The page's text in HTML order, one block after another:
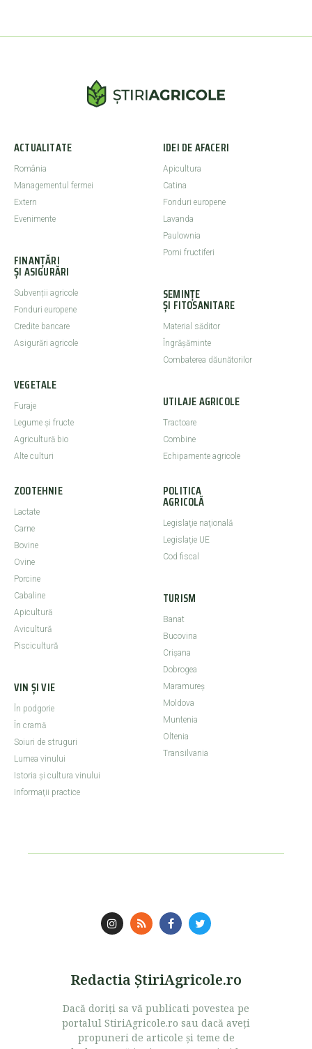
ACTUALITATE
România
Managementul fermei
Extern
Evenimente
FINANȚĂRI
ȘI ASIGURĂRI
Subvenții agricole
Fonduri europene
Credite bancare
Asigurări agricole
VEGETALE
Furaje
Legume şi fructe
Agricultură bio
Alte culturi
IDEI DE AFACERI
Apicultura
Catina
Fonduri europene
Lavanda
Paulownia
Pomi fructiferi
SEMINȚE
ȘI FITOSANITARE
Material săditor
Îngrășăminte
Combaterea dăunătorilor
UTILAJE AGRICOLE
Tractoare
Combine
Echipamente agricole
ZOOTEHNIE
Lactate
Carne
Bovine
Ovine
Porcine
Cabaline
Apicultură
Avicultură
Piscicultură
VIN ȘI VIE
În podgorie
În cramă
Soiuri de struguri
Lumea vinului
Istoria şi cultura vinului
Informaţii practice
POLITICA
AGRICOLĂ
Legislaţie naţională
Legislaţie UE
Cod fiscal
TURISM
Banat
Bucovina
Crişana
Dobrogea
Maramureş
Moldova
Muntenia
Oltenia
Transilvania
Redactia ŞtiriAgricole.ro
Dacă doriţi sa vă publicati povestea pe
portalul StiriAgricole.ro sau dacă aveţi
propuneri de articole şi teme de